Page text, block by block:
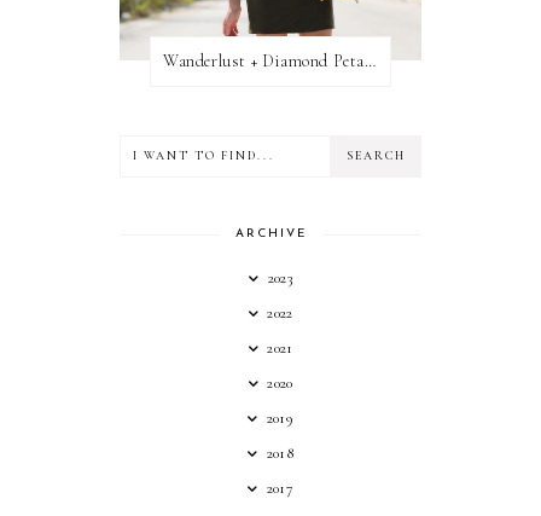
Wanderlust + Diamond Petal Giveaway
ARCHIVE
2023
2022
2021
2020
2019
2018
2017